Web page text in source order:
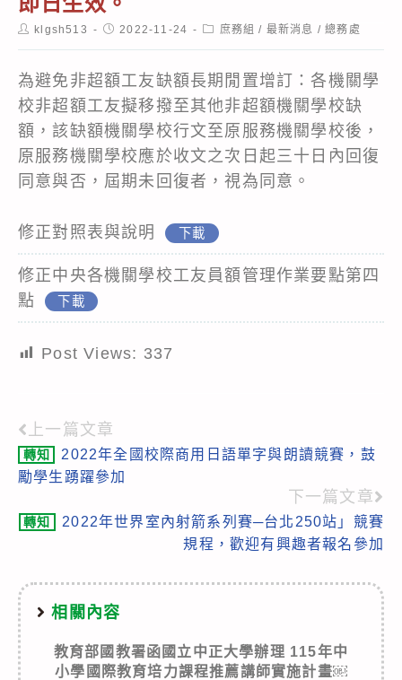
Postklgsh513
Post2022-11-24
Post庶務組 / 最新消息 / 總務處
為避免非超額工友缺額長期閒置增訂：各機關學
校非超額工友擬移撥至其他非超額機關學校缺
額，該缺額機關學校行文至原服務機關學校後，
原服務機關學校應於收文之次日起三十日內回復
同意與否，屆期未回復者，視為同意。
修正對照表與說明 下載
修正中央各機關學校工友員額管理作業要點第四
點
下載
Post Views: 337
Read
more
上一篇文章
轉知
2022年全國校際商用日語單字與朗讀競賽，鼓
勵學生踴躍參加
下一篇文章
轉知
2022年世界室內射箭系列賽─台北250站」競賽
規程，歡迎有興趣者報名參加
相關內容
教育部國教署函國立中正大學辦理 115年中
小學國際教育培力課程推薦講師實施計畫￼